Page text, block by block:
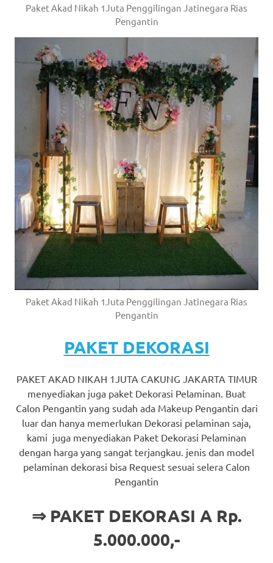
Paket Akad Nikah 1Juta Penggilingan Jatinegara Rias
Pengantin
Paket Akad Nikah 1Juta Penggilingan Jatinegara Rias
Pengantin
PAKET DEKORASI
PAKET AKAD NIKAH 1JUTA CAKUNG JAKARTA TIMUR
menyediakan juga paket Dekorasi Pelaminan. Buat
Calon Pengantin yang sudah ada Makeup Pengantin dari
luar dan hanya memerlukan Dekorasi pelaminan saja,
kami juga menyediakan Paket Dekorasi Pelaminan
dengan harga yang sangat terjangkau. jenis dan model
pelaminan dekorasi bisa Request sesuai selera Calon
Pengantin
⇒ PAKET DEKORASI A Rp.
5.000.000,-